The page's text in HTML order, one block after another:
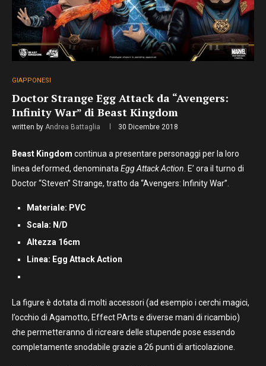
GIAPPONESI
Doctor Strange Egg Attack da “Avengers:
Infinity War” di Beast Kingdom
written by Andrea Battaglia 30 Dicembre 2018
Beast Kingdom continua a presentare personaggi per la loro
linea deformed, denominata Egg Attack Action . E’ ora il turno di
Doctor “Steven” Strange, tratto da “Avengers: Infinity War”.
Materiale: PVC
Scala: N/D
Altezza 16cm
Linea: Egg Attack Action
La figure è dotata di molti accessori (ad esempio i cerchi magici,
l’occhio di Agamotto, Effect PArts e diverse mani di ricambio)
che permetteranno di ricreare delle stupende pose essendo
completamente snodabile grazie a 26 punti di articolazione.